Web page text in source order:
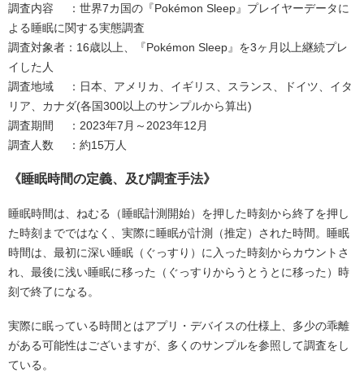
調査内容 ：世界7カ国の『Pokémon Sleep』プレイヤーデータに
よる睡眠に関する実態調査
調査対象者：16歳以上、『Pokémon Sleep』を3ヶ月以上継続プレ
イした人
調査地域 ：日本、アメリカ、イギリス、スランス、ドイツ、イタ
リア、カナダ(各国300以上のサンプルから算出)
調査期間 ：2023年7月～2023年12月
調査人数 ：約15万人
《睡眠時間の定義、及び調査手法》
睡眠時間は、ねむる（睡眠計測開始）を押した時刻から終了を押し
た時刻までではなく、実際に睡眠が計測（推定）された時間。睡眠
時間は、最初に深い睡眠（ぐっすり）に入った時刻からカウントさ
れ、最後に浅い睡眠に移った（ぐっすりからうとうとに移った）時
刻で終了になる。
実際に眠っている時間とはアプリ・デバイスの仕様上、多少の乖離
がある可能性はございますが、多くのサンプルを参照して調査をし
ている。